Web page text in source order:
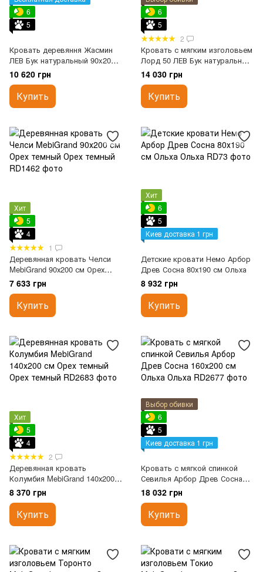
6
5
Кровать деревяння Жасмин
ЛЕВ Бук натуральный 90x200
см
10 620 грн
Купить
6
5
2
Кровать с мягким изголовьем
Лорд 50 ЛЕВ Бук натуральный
90x200 см
14 030 грн
Купить
Хит
5
4
1
Деревянная кровать Челси
MebiGrand 90х200 см Орех
темный
7 633 грн
Купить
Хит
6
5
Киев доставка 1 грн
Детские кровати Немо Арбор
Древ Сосна 80х190 см Ольха
8 932 грн
Купить
Хит
5
4
2
Деревянная кровать
Колумбия MebiGrand 140х200
см Орех темный
8 370 грн
Купить
Выбор обивки
6
5
Киев доставка 1 грн
Кровать с мягкой спинкой
Севилья Арбор Древ Сосна
160х200 см Ольха
18 032 грн
Купить